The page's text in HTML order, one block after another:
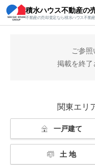
積水ハウス不動産の
不動産の売却査定なら積水ハウス不動
積水ハウス不動産の売買 関
ご参照
掲載を終了
関東エリ
一戸建て
土 地